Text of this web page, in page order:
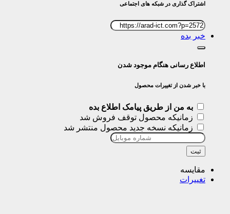
اشتراک گذاری در شبکه های اجتماعی
خبر بده
اطلاع رسانی هنگام موجود شدن
با خبر شدن از تغییرات محصول
به من از طریق پیامک اطلاع بده
زمانیکه محصول توقف فروش شد
زمانیکه نسخه جدید محصول منتشر شد
ثبت
مقایسه
تغییرات